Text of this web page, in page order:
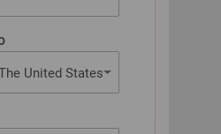
United States